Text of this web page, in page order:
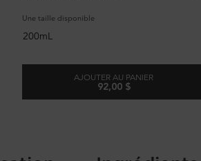
Une taille disponible
200mL
AJOUTER AU PANIER
92,00 $